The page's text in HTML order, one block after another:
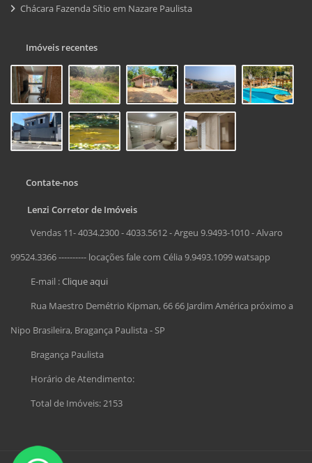
Chácara Fazenda Sítio em Nazare Paulista
Imóveis recentes
Contate-nos
Lenzi Corretor de Imóveis
Vendas 11- 4034.2300 - 4033.5612 - Argeu 9.9493-1010 - Alvaro
99524.3366 ---------- locações fale com Célia 9.9493.1099 watsapp
E-mail :Clique aqui
Rua Maestro Demétrio Kipman, 66 66 Jardim América próximo a
Nipo Brasileira, Bragança Paulista - SP
Bragança Paulista
Horário de Atendimento:
Total de Imóveis: 2153